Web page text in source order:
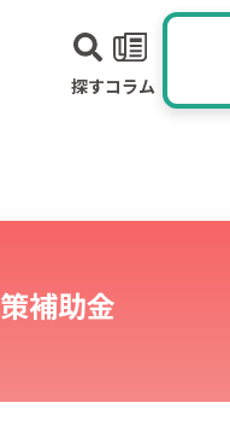
探すコラム
補助金